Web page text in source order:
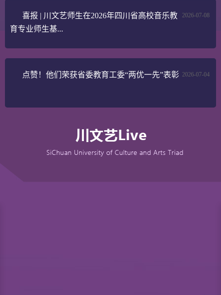
2026-07-08
喜报 | 川文艺师生在2026年四川省高校音乐教
育专业师生基...
2026-07-04
点赞！他们荣获省委教育工委“两优一先”表彰